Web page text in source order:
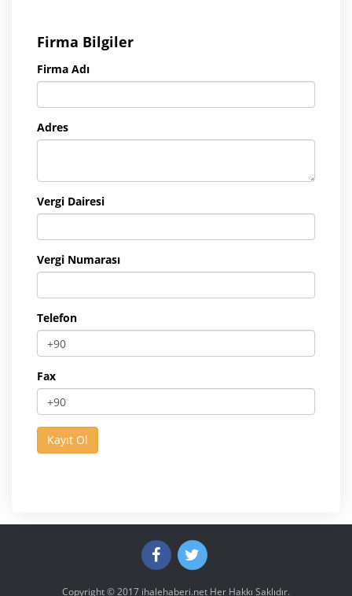
Firma Bilgiler
Firma Adı
Adres
Vergi Dairesi
Vergi Numarası
Telefon
Fax
Copyright © 2017 ihalehaberi.net Her Hakkı Saklıdır.